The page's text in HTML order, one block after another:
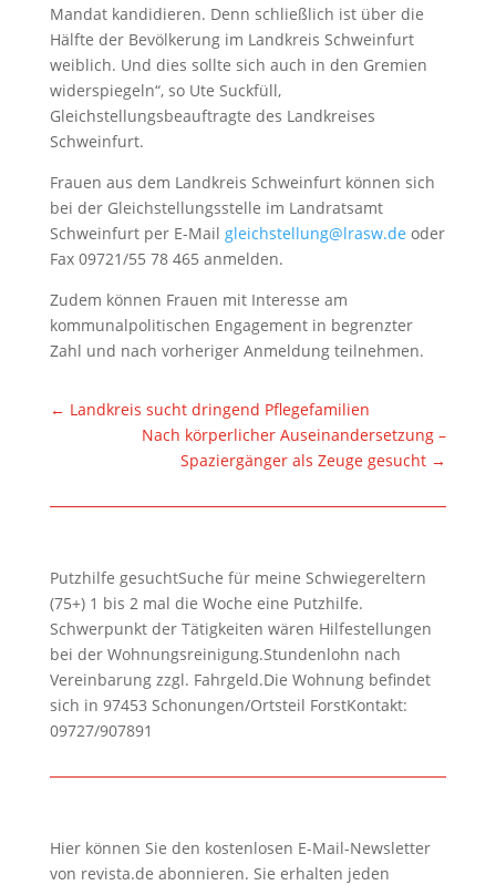
Mandat kandidieren. Denn schließlich ist über die
Hälfte der Bevölkerung im Landkreis Schweinfurt
weiblich. Und dies sollte sich auch in den Gremien
widerspiegeln“, so Ute Suckfüll,
Gleichstellungsbeauftragte des Landkreises
Schweinfurt.
Frauen aus dem Landkreis Schweinfurt können sich
bei der Gleichstellungsstelle im Landratsamt
Schweinfurt per E-Mail gleichstellung@lrasw.de oder
Fax 09721/55 78 465 anmelden.
Zudem können Frauen mit Interesse am
kommunalpolitischen Engagement in begrenzter
Zahl und nach vorheriger Anmeldung teilnehmen.
← Landkreis sucht dringend Pflegefamilien
Nach körperlicher Auseinandersetzung –
Spaziergänger als Zeuge gesucht →
Putzhilfe gesuchtSuche für meine Schwiegereltern
(75+) 1 bis 2 mal die Woche eine Putzhilfe.
Schwerpunkt der Tätigkeiten wären Hilfestellungen
bei der Wohnungsreinigung.Stundenlohn nach
Vereinbarung zzgl. Fahrgeld.Die Wohnung befindet
sich in 97453 Schonungen/Ortsteil ForstKontakt:
09727/907891
Hier können Sie den kostenlosen E-Mail-Newsletter
von revista.de abonnieren. Sie erhalten jeden